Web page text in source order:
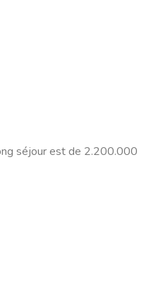
séjour est de 2.200.000